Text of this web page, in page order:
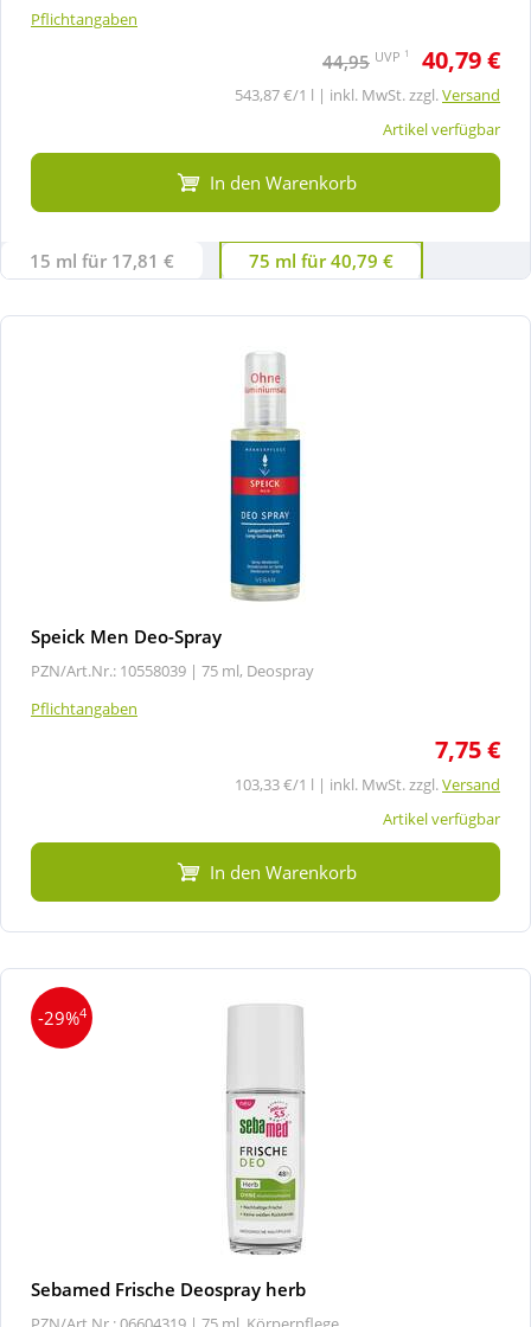
Pflichtangaben
44,95 UVP 1 40,79 €
543,87 €/1 l | inkl. MwSt. zzgl.Versand
Artikel verfügbar
In den Warenkorb
15 ml für 17,81 € 75 ml für 40,79 €
Speick Men Deo-Spray
PZN/Art.Nr.: 10558039 | 75 ml, Deospray
Pflichtangaben
7,75 €
103,33 €/1 l | inkl. MwSt. zzgl.Versand
Artikel verfügbar
In den Warenkorb
-29%4
Sebamed Frische Deospray herb